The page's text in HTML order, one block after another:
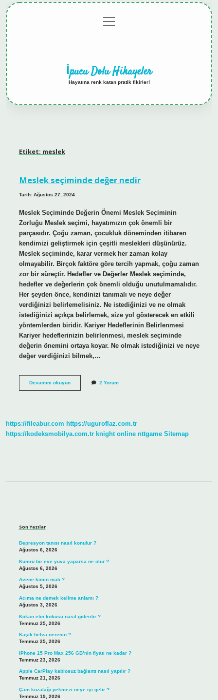
menüyü
aç
İpucu Dolu Hikayeler
Hayatına renk katan pratik fikirler!
Etiket: meslek
Meslek seçiminde değer nedir
Tarih: Ağustos 27, 2024
Meslek Seçiminde Değerin Önemi Meslek Seçiminin
Zorluğu Meslek seçimi, hayatımızın çok önemli bir
parçasıdır. Çoğu zaman, çocukluk döneminden itibaren
kendimizi geliştirmek için çeşitli meslekleri düşünürüz.
Meslek seçiminde, karar vermek her zaman kolay
olmayabilir. Birçok faktöre göre tercih yapmak, çoğu zaman
zor bir süreçtir. Hedefler ve Değerler Meslek seçiminde,
hedefler ve değerlerin çok önemli olduğu unutulmamalıdır.
Her şeyden önce, kendinizi tanımalı ve neye değer
verdiğinizi belirlemelisiniz. Ne istediğinizi ve ne olmak
istediğinizi açıkça belirlemek, size yol gösterecek en etkili
yöntemlerden biridir. Kariyer Hedeflerinin Belirlenmesi
Kariyer hedeflerinizin belirlenmesi, meslek seçiminde
değerin önemini ortaya koyar. Ne olmak istediğinizi ve neye
değer verdiğinizi bilmek,…
Devamını okuyunMeslek
2 Yorum
https://fileabur.com https://uguroflaz.com.tr
https://kodeksmobilya.com.tr knight online nttgame Sitemap
Son Yazılar
Depresyon tanısı nasıl konulur ?
Ağustos 6, 2026
Kumru bir eve yuva yaparsa ne olur ?
Ağustos 6, 2026
Avene kimin malı ?
Ağustos 5, 2026
Acıma ne demek kelime anlamı ?
Ağustos 3, 2026
Kokan etin kokusu nasıl giderilir ?
Temmuz 25, 2026
Kaşık helva nerenin ?
Temmuz 25, 2026
iPhone 15 Pro Max 256 GB’nin fiyatı ne kadar ?
Temmuz 23, 2026
Apple CarPlay kablosuz bağlantı nasıl yapılır ?
Temmuz 21, 2026
Çam kozalağı pekmezi neye iyi gelir ?
Temmuz 19, 2026